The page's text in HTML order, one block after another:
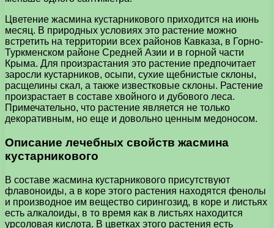
Цветение жасмина кустарникового приходится на июнь
месяц. В природных условиях это растение можно
встретить на территории всех районов Кавказа, в Горно-
Туркменском районе Средней Азии и в горной части
Крыма. Для произрастания это растение предпочитает
заросли кустарников, осыпи, сухие щебнистые склоны,
расщелины скал, а также известковые склоны. Растение
произрастает в составе хвойного и дубового леса.
Примечательно, что растение является не только
декоративным, но еще и довольно ценным медоносом.
Описание лечебных свойств жасмина
кустарникового
В составе жасмина кустарникового присутствуют
флавоноиды, а в коре этого растения находятся фенолы
и производное им вещество сирингозид, в коре и листьях
есть алкалоиды, в то время как в листьях находится
урсоловая кислота. В цветках этого растения есть